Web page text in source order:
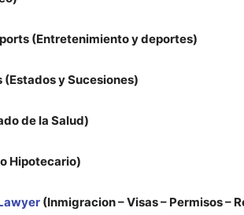
(Entretenimiento y deportes)
(Estados y Sucesiones)
de la Salud)
Hipotecario)
(Inmigracion – Visas – Permisos –